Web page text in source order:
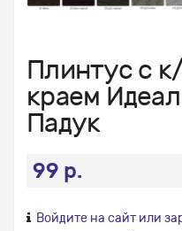
Плинтус с
краем
Падук
99 р.
Войдите на сайт или